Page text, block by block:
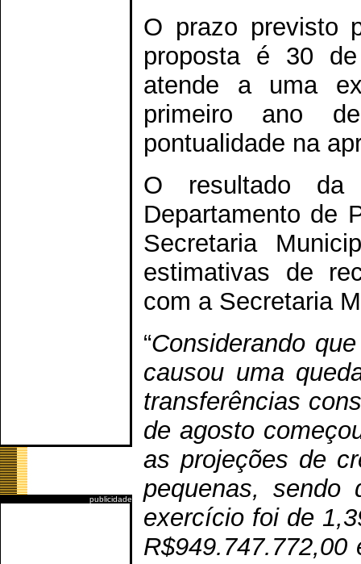
publicidade
O prazo previsto
proposta é 30
atende a uma
primeiro ano
pontualidade na
O resultado da
Departamento de
Secretaria
estimativas de
com a Secretaria
“Considerando
causou uma
transferências
de agosto
as projeções de
pequenas, sendo
exercício foi de
R$949.747.772,00